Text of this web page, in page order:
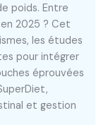
poids. Entre
2025 ? Cet
les études
pour intégrer
éprouvées
et gestion